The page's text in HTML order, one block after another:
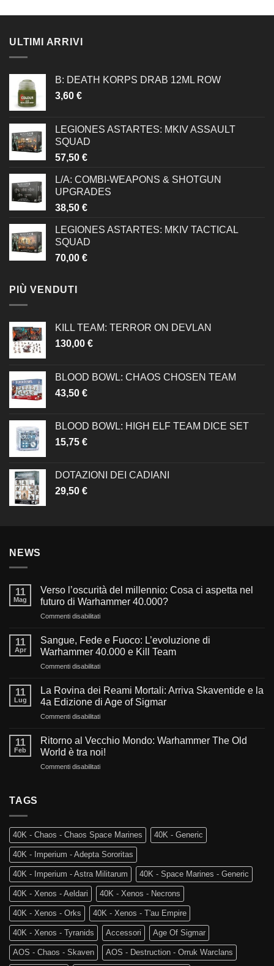
ULTIMI ARRIVI
B: DEATH KORPS DRAB 12ML ROW
3,60 €
LEGIONES ASTARTES: MKIV ASSAULT
SQUAD
57,50 €
L/A: COMBI-WEAPONS & SHOTGUN
UPGRADES
38,50 €
LEGIONES ASTARTES: MKIV TACTICAL
SQUAD
70,00 €
PIÙ VENDUTI
KILL TEAM: TERROR ON DEVLAN
130,00 €
BLOOD BOWL: CHAOS CHOSEN TEAM
43,50 €
BLOOD BOWL: HIGH ELF TEAM DICE SET
15,75 €
DOTAZIONI DEI CADIANI
29,50 €
NEWS
11
Mag
Verso l’oscurità del millennio: Cosa ci aspetta nel
futuro di Warhammer 40.000?
Commenti disabilitatisu
l’oscurità
del
millennio:
Cosa
aspetta
nel
futuro
di
40.000?
11
Apr
Sangue, Fede e Fuoco: L’evoluzione di
Warhammer 40.000 e Kill Team
Commenti disabilitatisu
Fede
e
Fuoco:
L’evoluzione
Warhammer
40.000
Kill
11
Lug
La Rovina dei Reami Mortali: Arriva Skaventide e la
4a Edizione di Age of Sigmar
Commenti disabilitatisu
Rovina
dei
Reami
Mortali:
Edizione
Age
of
Sigmar
11
Feb
Ritorno al Vecchio Mondo: Warhammer The Old
World è tra noi!
Commenti disabilitatisu
The
Old
World
è
tra
noi!
TAGS
40K - Chaos - Chaos Space Marines 40K - Generic
40K - Imperium - Adepta Sororitas
40K - Imperium - Astra Militarum 40K - Space Marines - Generic
40K - Xenos - Aeldari 40K - Xenos - Necrons
40K - Xenos - Orks 40K - Xenos - T'au Empire
40K - Xenos - Tyranids Accessori Age Of Sigmar
AOS - Chaos - Skaven AOS - Destruction - Orruk Warclans